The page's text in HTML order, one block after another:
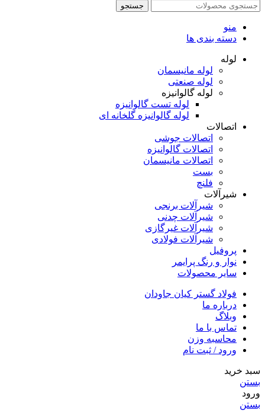
جستجو
منو
دسته بندی ها
لوله
لوله مانیسمان
لوله صنعتی
لوله گالوانیزه
لوله تست گالوانیزه
لوله گالوانیزه گلخانه ای
اتصالات
اتصالات جوشی
اتصالات گالوانیزه
اتصالات مانیسمان
بست
فلنچ
شیرآلات
شیرآلات برنجی
شیرآلات چدنی
شیرآلات غیرگازی
شیرآلات فولادی
پروفیل
نوار و رنگ پرایمر
سایر محصولات
فولاد گستر کیان جاودان
درباره ما
وبلاگ
تماس با ما
محاسبه وزن
ورود / ثبت نام
سبد خرید
بستن
ورود
بستن